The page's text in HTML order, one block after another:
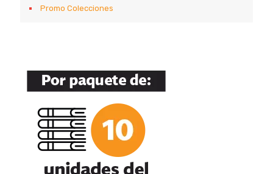
Promo Colecciones